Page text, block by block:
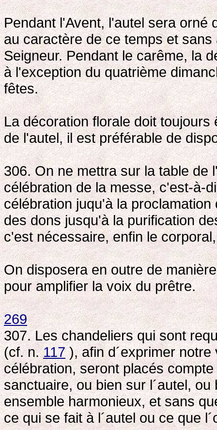
Pendant l'Avent, l'autel sera orné
au caractère de ce temps et
Seigneur. Pendant le carême, la
à l'exception du quatrième
fêtes.
La décoration florale doit
de l'autel, il est préférable de
306. On ne mettra sur la table de
célébration de la messe, c'est-à-
célébration juqu'à la
des dons jusqu'à la purification
c'est nécessaire, enfin le
On disposera en outre de
pour amplifier la voix du prêtre.
269
307. Les chandeliers qui sont
(cf. n.117), afin d´exprimer notre
célébration, seront placés
sanctuaire, ou bien sur l´autel,
ensemble harmonieux, et sans
ce qui se fait à l´autel ou ce que